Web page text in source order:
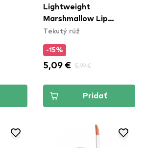
Lightweight
Marshmallow Lip
Mousse - Fluff You
Tekutý rúž
-15%
5,09 € 5,99 €
Pridať